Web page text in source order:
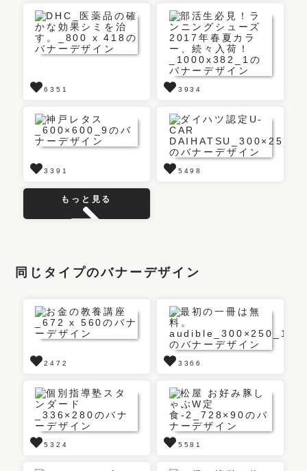
6351 3934
3391 5498
もっと見る
同じタイプのバナーデザイン
2472 3366
5324 5581